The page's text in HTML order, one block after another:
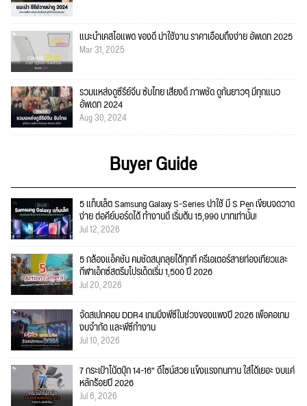
แนะนำเคสไอแพด ของดี น่าใช้งาน ราคาเอื้อมถึงง่าย อัพเดท 2025
Mar 31, 2025
รวมแหล่งดูซีรีย์จีน ซับไทย เสียงดี ภาพชัด ดูกันยาวๆ มีทุกแนว
อัพเดท 2024
Aug 30, 2024
Buyer Guide
5 แท็บเล็ต Samsung Galaxy S-Series น่าใช้ มี S Pen เขียนจดวาด
ง่าย ต่อคีย์บอร์ดได้ ทำงานดี เริ่มต้น 15,990 บาทเท่านั้น!
Jul 12, 2026
5 กล้องแอ็คชั่น คมชัดสนุกลุยได้ทุกที่ ครีเอเตอร์สายท่องเที่ยวและ
กีฬาเอ็กซ์สตรีมโปรเด็ดเริ่ม 1,500 ปี 2026
Jul 20, 2026
จัดสเปกคอม DDR4 เกมมิ่งพีซีในช่วงของแพงปี 2026 เพื่อคอเกม
งบจำกัด และพีซีทำงาน
Jul 10, 2026
7 กระเป๋าโน้ตบุ๊ก 14-16" ดีไซน์สวย แข็งแรงทนทาน ใส่ได้เยอะ งบแค่
หลักร้อยปี 2026
Jul 6, 2026